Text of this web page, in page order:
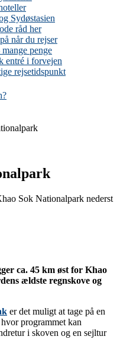
Sydøstasien
råd her
når du rejser
penge
entré i forvejen
rejsetidspunkt
Sok Nationalpark nederst
ca. 45 km øst for Khao
ældste regnskove og
er det muligt at tage på en
programmet kan
i skoven og en sejltur